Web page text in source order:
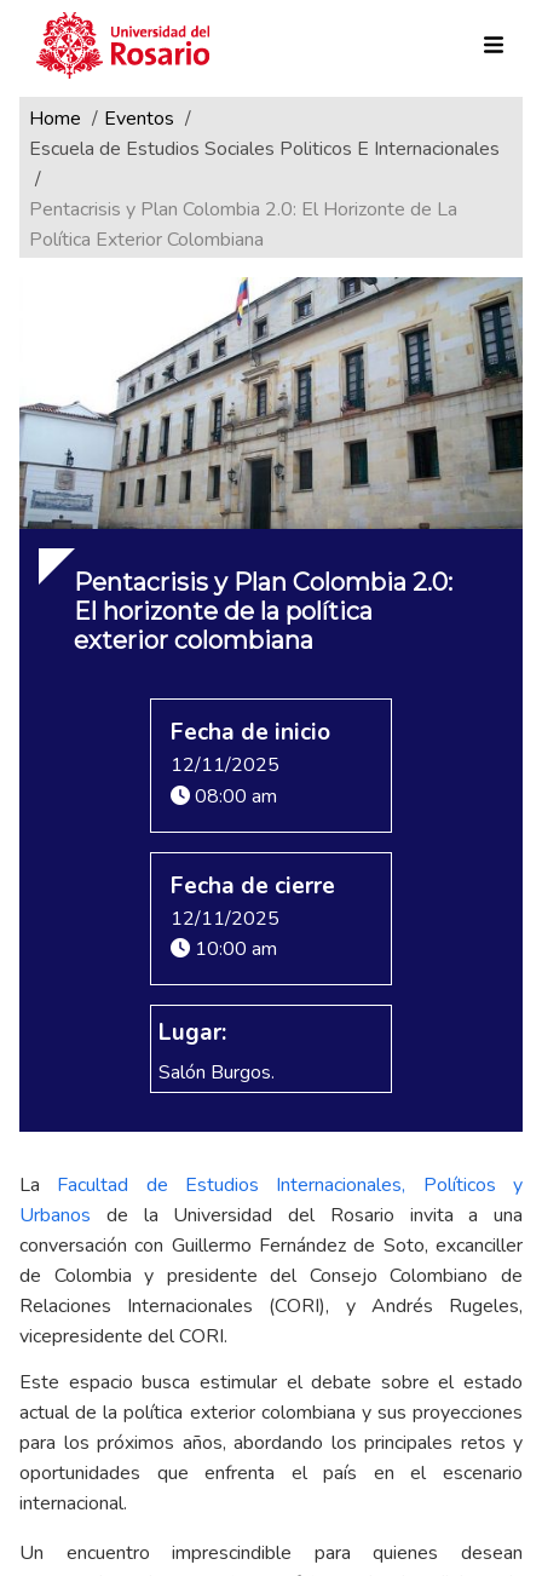
Pasar al contenido principal
Ruta de navegación
Home
Eventos
Escuela de Estudios Sociales Politicos E Internacionales
Pentacrisis y Plan Colombia 2.0: El Horizonte de La
Política Exterior Colombiana
Pentacrisis y Plan Colombia 2.0:
El horizonte de la política
exterior colombiana
Fecha de inicio
12/11/2025
08:00 am
Fecha de cierre
12/11/2025
10:00 am
Lugar:
Salón Burgos.
La Facultad de Estudios Internacionales, Políticos y
Urbanos de la Universidad del Rosario invita a una
conversación con Guillermo Fernández de Soto, excanciller
de Colombia y presidente del Consejo Colombiano de
Relaciones Internacionales (CORI), y Andrés Rugeles,
vicepresidente del CORI.
Este espacio busca estimular el debate sobre el estado
actual de la política exterior colombiana y sus proyecciones
para los próximos años, abordando los principales retos y
oportunidades que enfrenta el país en el escenario
internacional.
Un encuentro imprescindible para quienes desean